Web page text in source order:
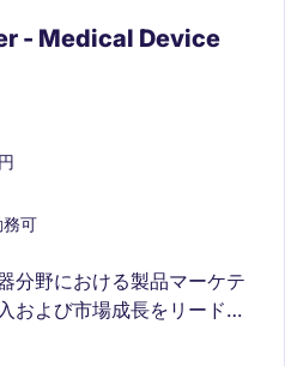
- Medical Device
可
分野における製品マーケテ
および市場成長をリードす